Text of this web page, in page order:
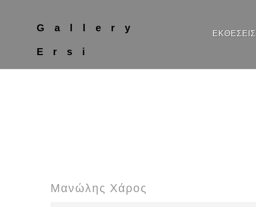
Gallery
Ersi
ΕΚΘΕΣΕΙΣ
Μανώλης Χάρος